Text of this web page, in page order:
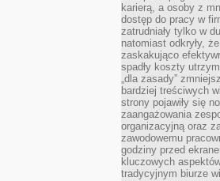
karierą, a osoby z
dostęp do pracy w
zatrudniały tylko w
natomiast odkryły,
zaskakująco
spadły koszty
„dla zasady”
bardziej treściwych
strony pojawiły się
zaangażowania
organizacyjną oraz
zawodowemu
godziny przed
kluczowych
tradycyjnym biurze